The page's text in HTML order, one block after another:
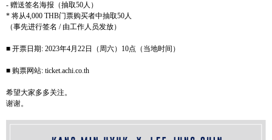
- 赠送签名海报（抽取50人）
* 将从4,000 THB门票购买者中抽取50人
（事先进行签名 / 由工作人员发放）
■ 开票日期: 2023年4月 22日（周六） 10点（当地时间）
■ 购票网站: ticket.achi.co.th
希望大家多多关注。
谢谢。